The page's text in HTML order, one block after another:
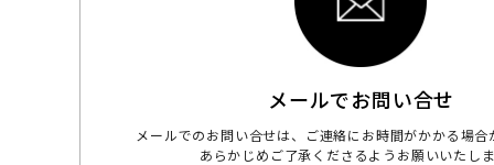
メールでお問い合せ
メールでのお問い合せは、ご連絡にお時間がかかる場合
あらかじめご了承くださるようお願いいたし